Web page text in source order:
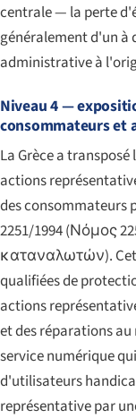
centrale — la perte
généralement d'un à
administrative à
Niveau 4 —
consommateurs et
La Grèce a transposé
actions
des consommateurs
2251/1994 (Νόμος
καταναλωτών).
qualifiées de
actions
et des réparations
service numérique
d'utilisateurs
représentative par